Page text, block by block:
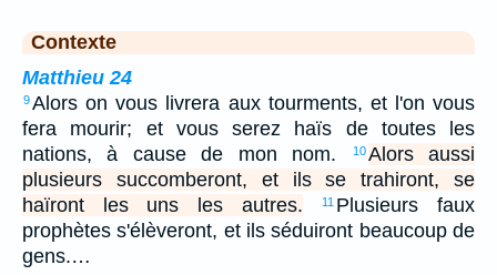
Contexte
Matthieu 24
9Alors on vous livrera aux tourments, et l'on vous
fera mourir; et vous serez haïs de toutes les
nations, à cause de mon nom.
10 Alors aussi
plusieurs succomberont, et ils se trahiront, se
haïront les uns les autres.
11 Plusieurs faux
prophètes s'élèveront, et ils séduiront beaucoup de
gens.…